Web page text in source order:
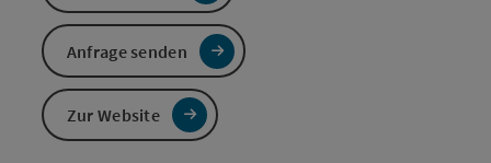
Anfrage senden
Zur Website